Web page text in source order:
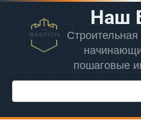
Перейти
контенту
Наш
пошаговые
Поиск: